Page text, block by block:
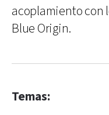
acoplamiento con
Blue Origin.
Temas: